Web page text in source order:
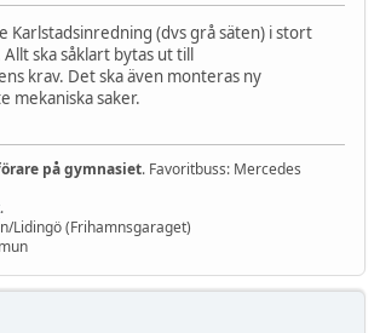
Karlstadsinredning (dvs grå säten) i stort
ska såklart bytas ut till
krav. Det ska även monteras ny
mekaniska saker.
på gymnasiet. Favoritbuss: Mercedes
.
Lidingö (Frihamnsgaraget)